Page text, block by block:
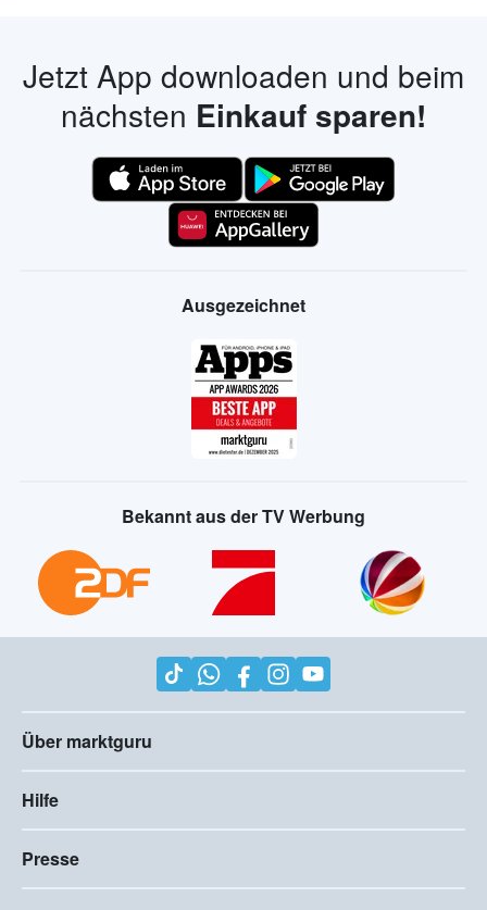
Jetzt App downloaden und beim
nächsten Einkauf sparen!
Ausgezeichnet
Bekannt aus der TV Werbung
Über marktguru
Hilfe
Presse